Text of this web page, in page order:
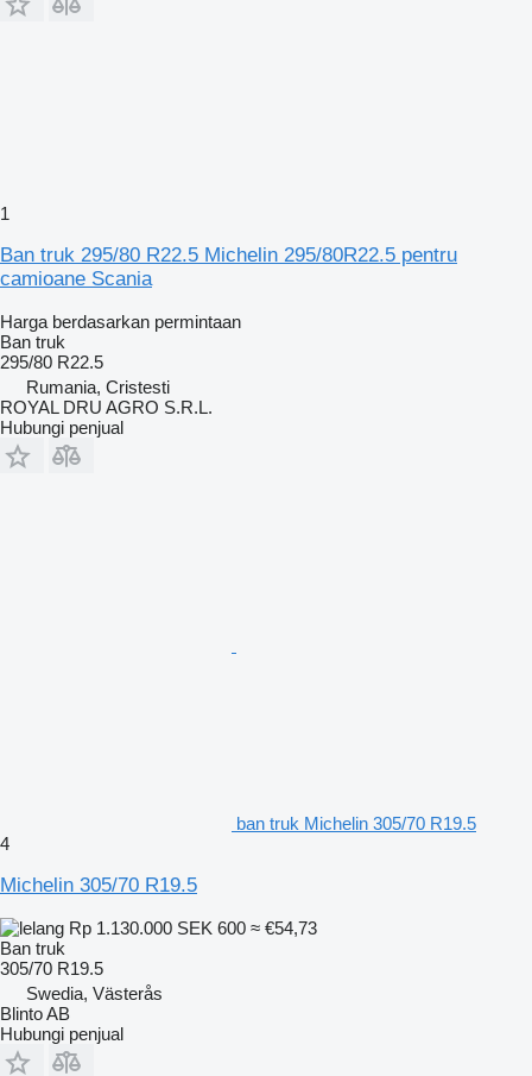
1
Ban truk 295/80 R22.5 Michelin 295/80R22.5 pentru
camioane Scania
Harga berdasarkan permintaan
Ban truk
295/80 R22.5
Rumania, Cristesti
ROYAL DRU AGRO S.R.L.
Hubungi penjual
ban truk Michelin 305/70 R19.5
4
Michelin 305/70 R19.5
Rp 1.130.000 SEK 600 ≈ €54,73
Ban truk
305/70 R19.5
Swedia, Västerås
Blinto AB
Hubungi penjual